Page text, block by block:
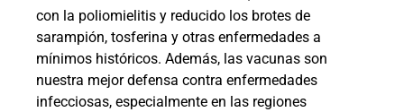
con la poliomielitis y reducido los brotes de
sarampión, tosferina y otras enfermedades a
mínimos históricos. Además, las vacunas son
nuestra mejor defensa contra enfermedades
infecciosas, especialmente en las regiones